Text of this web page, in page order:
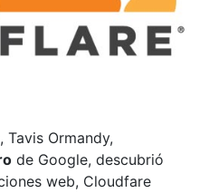
Tavis Ormandy,
de Google, descubrió
web, Cloudfare